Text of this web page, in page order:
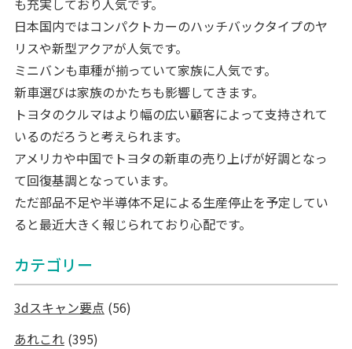
日本国内ではコンパクトカーのハッチバックタイプのヤ
リスや新型アクアが人気です。
ミニバンも車種が揃っていて家族に人気です。
新車選びは家族のかたちも影響してきます。
トヨタのクルマはより幅の広い顧客によって支持されて
いるのだろうと考えられます。
アメリカや中国でトヨタの新車の売り上げが好調となっ
て回復基調となっています。
ただ部品不足や半導体不足による生産停止を予定してい
ると最近大きく報じられており心配です。
カテゴリー
3dスキャン要点 (56)
あれこれ(395)